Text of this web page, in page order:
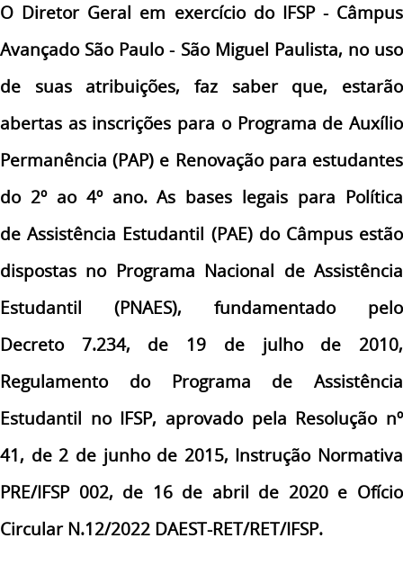
O Diretor Geral em exercício do IFSP - Câmpus
Avançado São Paulo - São Miguel Paulista, no uso
de suas atribuições, faz saber que, estarão
abertas as inscrições para o Programa de Auxílio
Permanência (PAP) e Renovação para estudantes
do 2º ao 4º ano. As bases legais para Política
deAssistência Estudantil (PAE) do Câmpus estão
dispostas no Programa Nacional de Assistência
Estudantil (PNAES), fundamentado pelo
Decreto 7.234, de 19 de julho de 2010,
Regulamento do Programa de Assistência
Estudantil no IFSP, aprovado pela Resolução nº
41, de 2 de junho de 2015, Instrução Normativa
PRE/IFSP 002, de 16 de abril de 2020 e Ofício
Circular N.12/2022 DAEST-RET/RET/IFSP.